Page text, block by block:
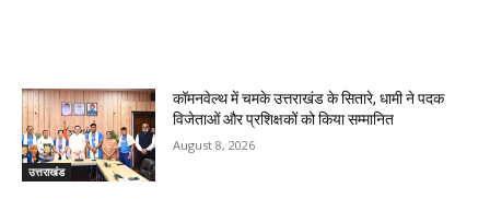
उत्तराखंड
कॉमनवेल्थ में चमके उत्तराखंड के सितारे, धामी ने पदक
विजेताओं और प्रशिक्षकों को किया सम्मानित
August 8, 2026